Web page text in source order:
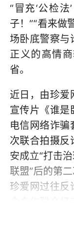
“冒充‘公检
子！”“看来做
场卧底警察与
正义的高情
省。
近日，由珍爱
宣传片《谁是
电信网络诈骗
次联合拍摄反
安成立“打击
联盟”后的第
珍爱网过往反